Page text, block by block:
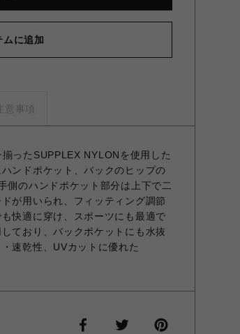
ムに追加
意事項
ったSUPPLEX NYLONを使用した
ンドポケット、バックのヒップの
側のハンドポケット部分は上下で二
が用いられ、フィッティング調節
快適に穿け、スポーツにも最適で
ており、バックポケットにも水抜
速乾性、UVカットに優れた